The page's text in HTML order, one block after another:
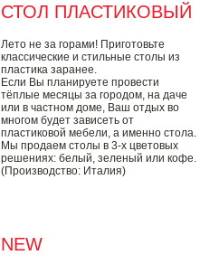
СТОЛ ПЛАСТИКОВЫЙ
Лето не за горами! Приготовьте
классические и стильные столы из
пластика заранее.
Если Вы планируете провести
тёплые месяцы за городом, на даче
или в частном доме, Ваш отдых во
многом будет зависеть от
пластиковой мебели, а именно стола.
Мы продаем столы в 3-х цветовых
решениях: белый, зеленый или кофе.
(Производство: Италия)
NEW